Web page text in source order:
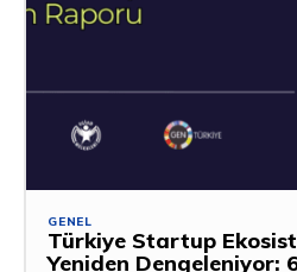
GENEL
Türkiye Startup
Yeniden Dengeleniyor: